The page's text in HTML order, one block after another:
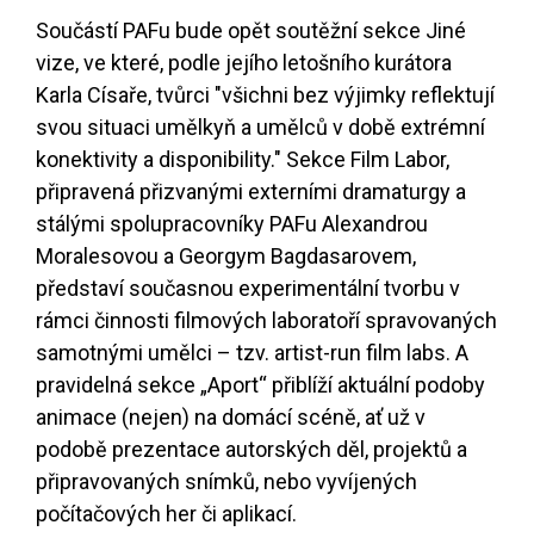
Součástí PAFu bude opět soutěžní sekce Jiné
vize, ve které, podle jejího letošního kurátora
Karla Císaře, tvůrci "všichni bez výjimky reflektují
svou situaci umělkyň a umělců v době extrémní
konektivity a disponibility." Sekce Film Labor,
připravená přizvanými externími dramaturgy a
stálými spolupracovníky PAFu Alexandrou
Moralesovou a Georgym Bagdasarovem,
představí současnou experimentální tvorbu v
rámci činnosti filmových laboratoří spravovaných
samotnými umělci – tzv. artist-run film labs. A
pravidelná sekce „Aport“ přiblíží aktuální podoby
animace (nejen) na domácí scéně, ať už v
podobě prezentace autorských děl, projektů a
připravovaných snímků, nebo vyvíjených
počítačových her či aplikací.